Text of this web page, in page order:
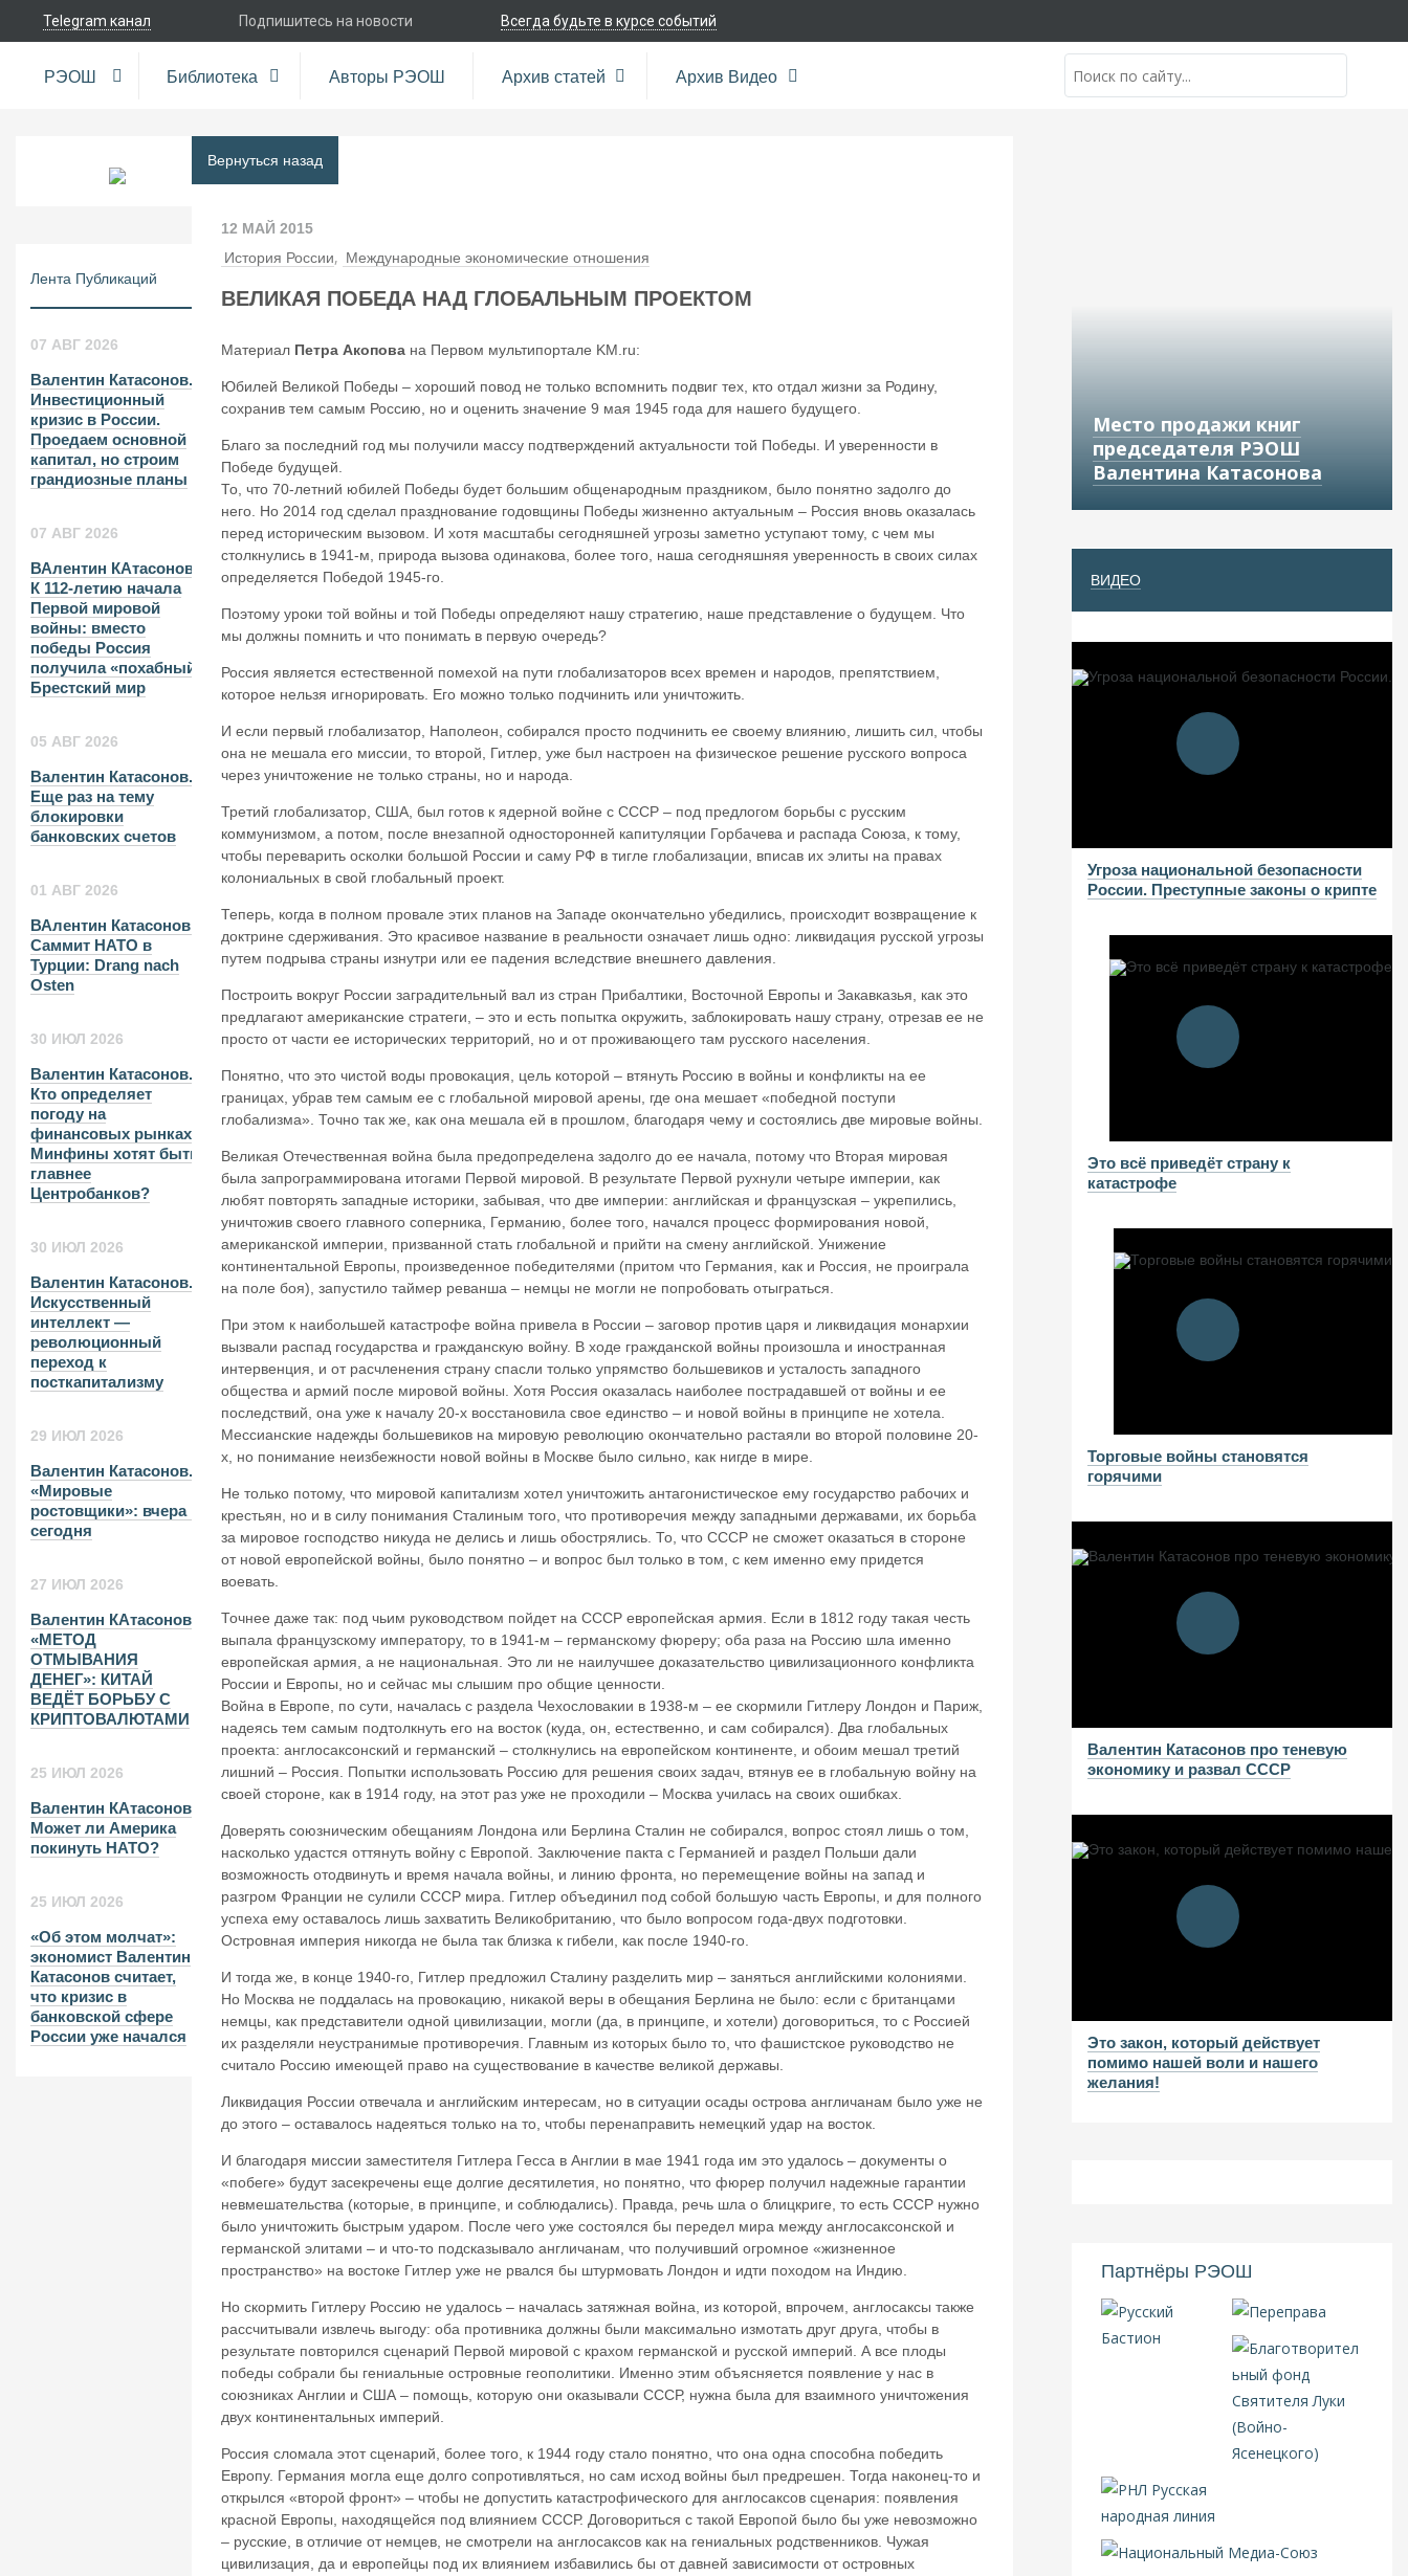
Telegram канал Подпишитесь на новости Всегда будьте в курсе событий
РЭОШ Библиотека Авторы РЭОШ Архив статей Архив Видео
Лента Публикаций
07 АВГ 2026
Валентин Катасонов.
Инвестиционный
кризис в России.
Проедаем основной
капитал, но строим
грандиозные планы
07 АВГ 2026
ВАлентин КАтасонов.
К 112-летию начала
Первой мировой
войны: вместо
победы Россия
получила «похабный»
Брестский мир
05 АВГ 2026
Валентин Катасонов.
Еще раз на тему
блокировки
банковских счетов
01 АВГ 2026
ВАлентин Катасонов.
Саммит НАТО в
Турции: Drang nach
Osten
30 ИЮЛ 2026
Валентин Катасонов.
Кто определяет
погоду на
финансовых рынках?
Минфины хотят быть
главнее
Центробанков?
30 ИЮЛ 2026
Валентин Катасонов.
Искусственный
интеллект —
революционный
переход к
посткапитализму
29 ИЮЛ 2026
Валентин Катасонов.
«Мировые
ростовщики»: вчера и
сегодня
27 ИЮЛ 2026
Валентин КАтасонов.
«МЕТОД
ОТМЫВАНИЯ
ДЕНЕГ»: КИТАЙ
ВЕДЁТ БОРЬБУ С
КРИПТОВАЛЮТАМИ
25 ИЮЛ 2026
Валентин КАтасонов.
Может ли Америка
покинуть НАТО?
25 ИЮЛ 2026
«Об этом молчат»:
экономист Валентин
Катасонов считает,
что кризис в
банковской сфере
России уже начался
Вернуться назад
12 МАЙ 2015
История России, Международные экономические отношения
ВЕЛИКАЯ ПОБЕДА НАД ГЛОБАЛЬНЫМ ПРОЕКТОМ
Материал Петра Акопова на Первом мультипортале KM.ru:
Юбилей Великой Победы – хороший повод не только вспомнить подвиг тех, кто отдал жизни за Родину,
сохранив тем самым Россию, но и оценить значение 9 мая 1945 года для нашего будущего.
Благо за последний год мы получили массу подтверждений актуальности той Победы. И уверенности в
Победе будущей.
То, что 70-летний юбилей Победы будет большим общенародным праздником, было понятно задолго до
него. Но 2014 год сделал празднование годовщины Победы жизненно актуальным – Россия вновь оказалась
перед историческим вызовом. И хотя масштабы сегодняшней угрозы заметно уступают тому, с чем мы
столкнулись в 1941-м, природа вызова одинакова, более того, наша сегодняшняя уверенность в своих силах
определяется Победой 1945-го.
Поэтому уроки той войны и той Победы определяют нашу стратегию, наше представление о будущем. Что
мы должны помнить и что понимать в первую очередь?
Россия является естественной помехой на пути глобализаторов всех времен и народов, препятствием,
которое нельзя игнорировать. Его можно только подчинить или уничтожить.
И если первый глобализатор, Наполеон, собирался просто подчинить ее своему влиянию, лишить сил, чтобы
она не мешала его миссии, то второй, Гитлер, уже был настроен на физическое решение русского вопроса
через уничтожение не только страны, но и народа.
Третий глобализатор, США, был готов к ядерной войне с СССР – под предлогом борьбы с русским
коммунизмом, а потом, после внезапной односторонней капитуляции Горбачева и распада Союза, к тому,
чтобы переварить осколки большой России и саму РФ в тигле глобализации, вписав их элиты на правах
колониальных в свой глобальный проект.
Теперь, когда в полном провале этих планов на Западе окончательно убедились, происходит возвращение к
доктрине сдерживания. Это красивое название в реальности означает лишь одно: ликвидация русской угрозы
путем подрыва страны изнутри или ее падения вследствие внешнего давления.
Построить вокруг России заградительный вал из стран Прибалтики, Восточной Европы и Закавказья, как это
предлагают американские стратеги, – это и есть попытка окружить, заблокировать нашу страну, отрезав ее не
просто от части ее исторических территорий, но и от проживающего там русского населения.
Понятно, что это чистой воды провокация, цель которой – втянуть Россию в войны и конфликты на ее
границах, убрав тем самым ее с глобальной мировой арены, где она мешает «победной поступи
глобализма». Точно так же, как она мешала ей в прошлом, благодаря чему и состоялись две мировые войны.
Великая Отечественная война была предопределена задолго до ее начала, потому что Вторая мировая
была запрограммирована итогами Первой мировой. В результате Первой рухнули четыре империи, как
любят повторять западные историки, забывая, что две империи: английская и французская – укрепились,
уничтожив своего главного соперника, Германию, более того, начался процесс формирования новой,
американской империи, призванной стать глобальной и прийти на смену английской. Унижение
континентальной Европы, произведенное победителями (притом что Германия, как и Россия, не проиграла
на поле боя), запустило таймер реванша – немцы не могли не попробовать отыграться.
При этом к наибольшей катастрофе война привела в России – заговор против царя и ликвидация монархии
вызвали распад государства и гражданскую войну. В ходе гражданской войны произошла и иностранная
интервенция, и от расчленения страну спасли только упрямство большевиков и усталость западного
общества и армий после мировой войны. Хотя Россия оказалась наиболее пострадавшей от войны и ее
последствий, она уже к началу 20-х восстановила свое единство – и новой войны в принципе не хотела.
Мессианские надежды большевиков на мировую революцию окончательно растаяли во второй половине 20-
х, но понимание неизбежности новой войны в Москве было сильно, как нигде в мире.
Не только потому, что мировой капитализм хотел уничтожить антагонистическое ему государство рабочих и
крестьян, но и в силу понимания Сталиным того, что противоречия между западными державами, их борьба
за мировое господство никуда не делись и лишь обострялись. То, что СССР не сможет оказаться в стороне
от новой европейской войны, было понятно – и вопрос был только в том, с кем именно ему придется
воевать.
Точнее даже так: под чьим руководством пойдет на СССР европейская армия. Если в 1812 году такая честь
выпала французскому императору, то в 1941-м – германскому фюреру; оба раза на Россию шла именно
европейская армия, а не национальная. Это ли не наилучшее доказательство цивилизационного конфликта
России и Европы, но и сейчас мы слышим про общие ценности.
Война в Европе, по сути, началась с раздела Чехословакии в 1938-м – ее скормили Гитлеру Лондон и Париж,
надеясь тем самым подтолкнуть его на восток (куда, он, естественно, и сам собирался). Два глобальных
проекта: англосаксонский и германский – столкнулись на европейском континенте, и обоим мешал третий
лишний – Россия. Попытки использовать Россию для решения своих задач, втянув ее в глобальную войну на
своей стороне, как в 1914 году, на этот раз уже не проходили – Москва училась на своих ошибках.
Доверять союзническим обещаниям Лондона или Берлина Сталин не собирался, вопрос стоял лишь о том,
насколько удастся оттянуть войну с Европой. Заключение пакта с Германией и раздел Польши дали
возможность отодвинуть и время начала войны, и линию фронта, но перемещение войны на запад и
разгром Франции не сулили СССР мира. Гитлер объединил под собой большую часть Европы, и для полного
успеха ему оставалось лишь захватить Великобританию, что было вопросом года-двух подготовки.
Островная империя никогда не была так близка к гибели, как после 1940-го.
И тогда же, в конце 1940-го, Гитлер предложил Сталину разделить мир – заняться английскими колониями.
Но Москва не поддалась на провокацию, никакой веры в обещания Берлина не было: если с британцами
немцы, как представители одной цивилизации, могли (да, в принципе, и хотели) договориться, то с Россией
их разделяли неустранимые противоречия. Главным из которых было то, что фашистское руководство не
считало Россию имеющей право на существование в качестве великой державы.
Ликвидация России отвечала и английским интересам, но в ситуации осады острова англичанам было уже не
до этого – оставалось надеяться только на то, чтобы перенаправить немецкий удар на восток.
И благодаря миссии заместителя Гитлера Гесса в Англии в мае 1941 года им это удалось – документы о
«побеге» будут засекречены еще долгие десятилетия, но понятно, что фюрер получил надежные гарантии
невмешательства (которые, в принципе, и соблюдались). Правда, речь шла о блицкриге, то есть СССР нужно
было уничтожить быстрым ударом. После чего уже состоялся бы передел мира между англосаксонской и
германской элитами – и что-то подсказывало англичанам, что получивший огромное «жизненное
пространство» на востоке Гитлер уже не рвался бы штурмовать Лондон и идти походом на Индию.
Но скормить Гитлеру Россию не удалось – началась затяжная война, из которой, впрочем, англосаксы также
рассчитывали извлечь выгоду: оба противника должны были максимально измотать друг друга, чтобы в
результате повторился сценарий Первой мировой с крахом германской и русской империй. А все плоды
победы собрали бы гениальные островные геополитики. Именно этим объясняется появление у нас в
союзниках Англии и США – помощь, которую они оказывали СССР, нужна была для взаимного уничтожения
двух континентальных империй.
Россия сломала этот сценарий, более того, к 1944 году стало понятно, что она одна способна победить
Европу. Германия могла еще долго сопротивляться, но сам исход войны был предрешен. Тогда наконец-то и
открылся «второй фронт» – чтобы не допустить катастрофического для англосаксов сценария: появления
красной Европы, находящейся под влиянием СССР. Договориться с такой Европой было бы уже невозможно
– русские, в отличие от немцев, не смотрели на англосаксов как на гениальных родственников. Чужая
цивилизация, да и европейцы под их влиянием избавились бы от давней зависимости от островных
Место продажи книг
председателя РЭОШ
Валентина Катасонова
ВИДЕО
Угроза национальной безопасности
России. Преступные законы о крипте
Это всё приведёт страну к
катастрофе
Торговые войны становятся
горячими
Валентин Катасонов про теневую
экономику и развал СССР
Это закон, который действует
помимо нашей воли и нашего
желания!
Партнёры РЭОШ